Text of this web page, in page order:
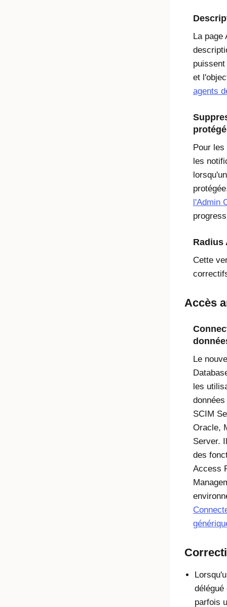
La page
et
agents
Pour
les
l'Admin
Radius
Cette
Accès
Le
les
SCIM
Oracle,
Server.
des
Access
parfois